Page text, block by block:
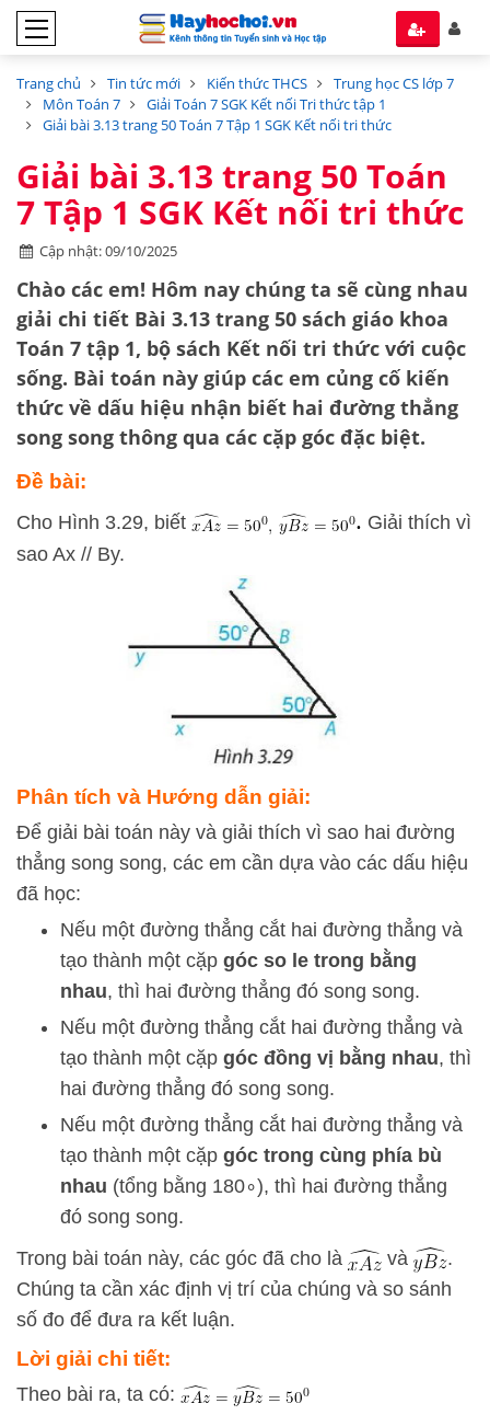
Trang chủ Tin tức mới Kiến thức THCS
Trung học CS lớp 7
Môn Toán 7
Giải Toán 7 SGK Kết nối Tri thức tập 1
Giải bài 3.13 trang 50 Toán 7 Tập 1 SGK Kết nối tri thức
Giải bài 3.13 trang 50 Toán
7 Tập 1 SGK Kết nối tri thức
Cập nhật: 09/10/2025
Chào các em! Hôm nay chúng ta sẽ cùng nhau
giải chi tiết Bài 3.13 trang 50 sách giáo khoa
Toán 7 tập 1, bộ sách Kết nối tri thức với cuộc
sống. Bài toán này giúp các em củng cố kiến
thức về dấu hiệu nhận biết hai đường thẳng
song song thông qua các cặp góc đặc biệt.
Đề bài:
Cho Hình 3.29, biết . Giải thích vì
sao Ax // By.
Phân tích và Hướng dẫn giải:
Để giải bài toán này và giải thích vì sao hai đường
thẳng song song, các em cần dựa vào các dấu hiệu
đã học:
Nếu một đường thẳng cắt hai đường thẳng và
tạo thành một cặp góc so le trong bằng
nhau, thì hai đường thẳng đó song song.
Nếu một đường thẳng cắt hai đường thẳng và
tạo thành một cặp góc đồng vị bằng nhau, thì
hai đường thẳng đó song song.
Nếu một đường thẳng cắt hai đường thẳng và
tạo thành một cặp góc trong cùng phía bù
nhau (tổng bằng 180∘), thì hai đường thẳng
đó song song.
Trong bài toán này, các góc đã cho là
và
.
Chúng ta cần xác định vị trí của chúng và so sánh
số đo để đưa ra kết luận.
Lời giải chi tiết:
Theo bài ra, ta có: